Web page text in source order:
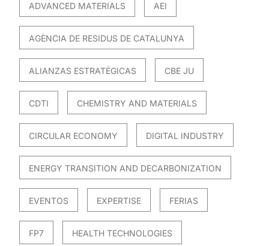
ADVANCED MATERIALS AEI
AGÈNCIA DE RESIDUS DE CATALUNYA
ALIANZAS ESTRATÉGICAS CBE JU
CDTI CHEMISTRY AND MATERIALS
CIRCULAR ECONOMY DIGITAL INDUSTRY
ENERGY TRANSITION AND DECARBONIZATION
EVENTOS EXPERTISE FERIAS
FP7 HEALTH TECHNOLOGIES